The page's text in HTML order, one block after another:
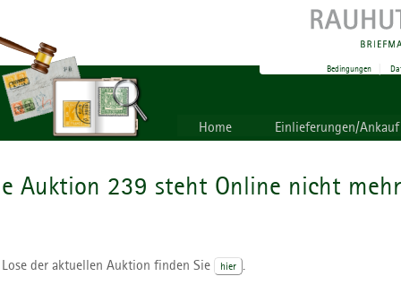
Bedingungen|
Home Einlieferungen/Ankauf
Auktion 239 steht Online nicht
der aktuellen Auktion finden Sie hier